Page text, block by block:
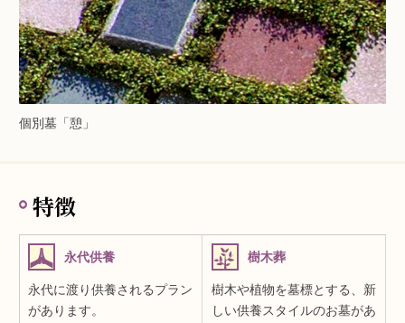
個別墓「憩」
特徴
永代供養
永代に渡り供養されるプラン
があります。
樹木葬
樹木や植物を墓標とする、新
しい供養スタイルのお墓があ